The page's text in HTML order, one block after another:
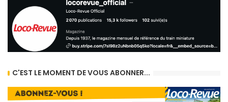
C'EST LE MOMENT DE VOUS ABONNER...